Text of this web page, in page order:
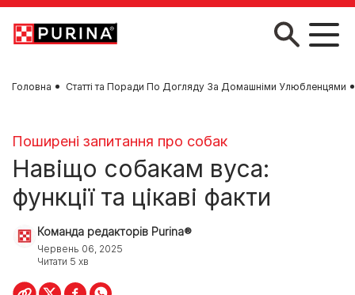
Skip to main content
Головна Статті та Поради По Догляду За Домашніми Улюбленцями
Поширені запитання про собак
Навіщо собакам вуса:
функції та цікаві факти
Команда редакторів Purina®
Червень 06, 2025
Читати 5 хв